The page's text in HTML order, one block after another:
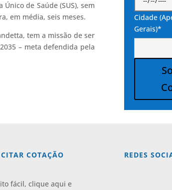
de Saúde (SUS), sem
em média, seis meses.
tem a missão de ser
– meta defendida pela
Cidade
Gerais)*
COTAÇÃO
fácil, clique aqui e
REDES